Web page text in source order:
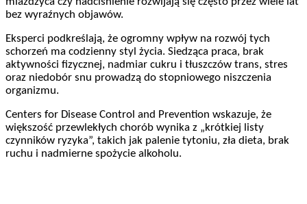
bez wyraźnych objawów.
Eksperci podkreślają, że ogromny wpływ na rozwój tych
schorzeń ma codzienny styl życia. Siedząca praca, brak
aktywności fizycznej, nadmiar cukru i tłuszczów trans, stres
oraz niedobór snu prowadzą do stopniowego niszczenia
organizmu.
Centers for Disease Control and Prevention wskazuje, że
większość przewlekłych chorób wynika z „krótkiej listy
czynników ryzyka”, takich jak palenie tytoniu, zła dieta, brak
ruchu i nadmierne spożycie alkoholu.